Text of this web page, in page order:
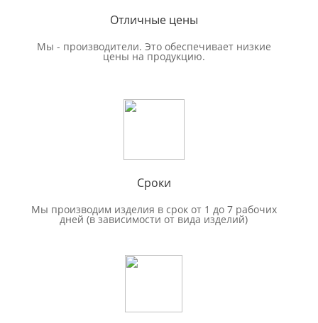
Отличные цены
Мы - производители. Это обеспечивает низкие
цены на продукцию.
Сроки
Мы производим изделия в срок от 1 до 7 рабочих
дней (в зависимости от вида изделий)